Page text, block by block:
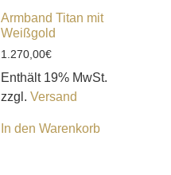
Armband Titan mit
Weißgold
1.270,00€
Enthält 19% MwSt.
zzgl. Versand
In den Warenkorb